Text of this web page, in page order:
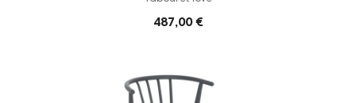
487,00 €